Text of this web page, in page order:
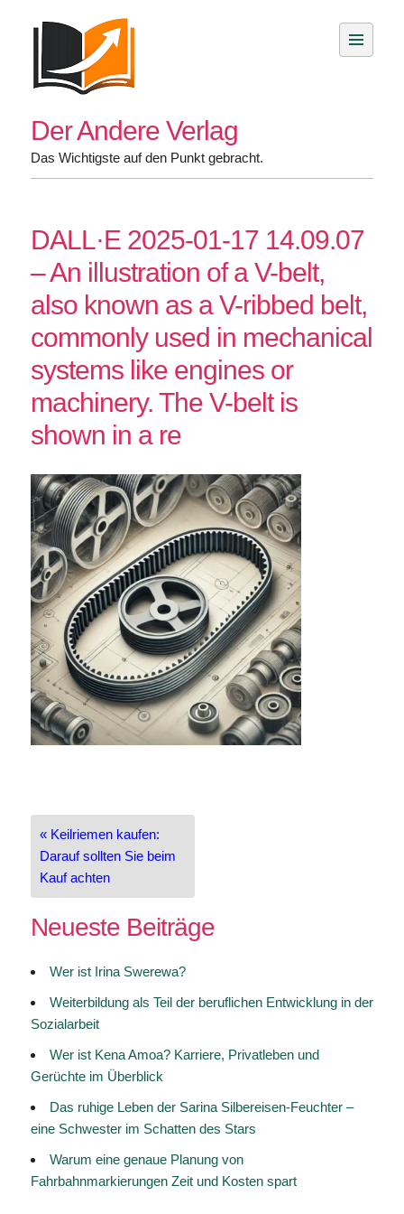
Der Andere Verlag
Das Wichtigste auf den Punkt gebracht.
DALL·E 2025-01-17 14.09.07
– An illustration of a V-belt,
also known as a V-ribbed belt,
commonly used in mechanical
systems like engines or
machinery. The V-belt is
shown in a re
Beitragsnavigation
« Keilriemen kaufen:
Darauf sollten Sie beim
Kauf achten
Neueste Beiträge
Wer ist Irina Swerewa?
Weiterbildung als Teil der beruflichen Entwicklung in der
Sozialarbeit
Wer ist Kena Amoa? Karriere, Privatleben und
Gerüchte im Überblick
Das ruhige Leben der Sarina Silbereisen-Feuchter –
eine Schwester im Schatten des Stars
Warum eine genaue Planung von
Fahrbahnmarkierungen Zeit und Kosten spart